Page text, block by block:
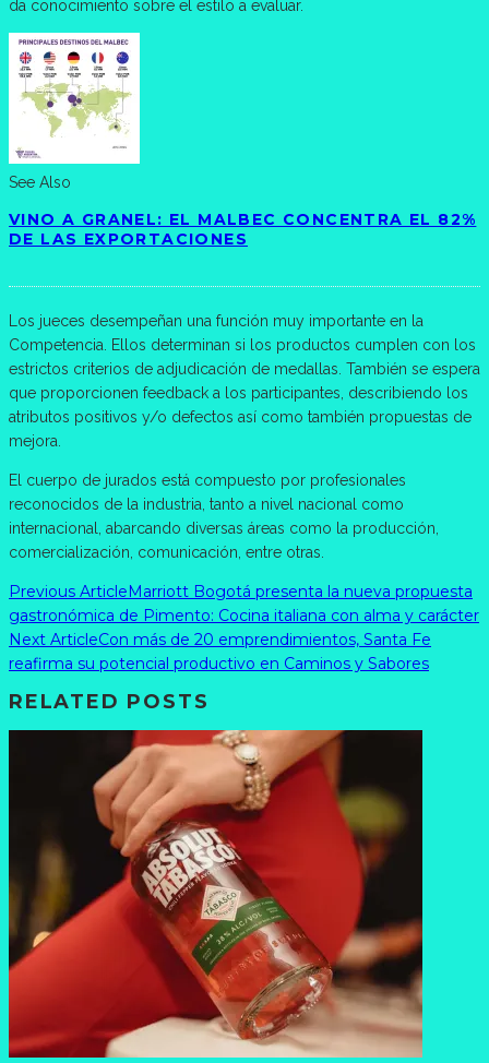
da conocimiento sobre el estilo a evaluar.
See Also
VINO A GRANEL: EL MALBEC CONCENTRA EL 82%
DE LAS EXPORTACIONES
Los jueces desempeñan una función muy importante en la
Competencia. Ellos determinan si los productos cumplen con los
estrictos criterios de adjudicación de medallas. También se espera
que proporcionen feedback a los participantes, describiendo los
atributos positivos y/o defectos así como también propuestas de
mejora.
El cuerpo de jurados está compuesto por profesionales
reconocidos de la industria, tanto a nivel nacional como
internacional, abarcando diversas áreas como la producción,
comercialización, comunicación, entre otras.
Previous ArticleMarriott Bogotá presenta la nueva propuesta
gastronómica de Pimento: Cocina italiana con alma y carácter
Next ArticleCon más de 20 emprendimientos, Santa Fe
reafirma su potencial productivo en Caminos y Sabores
RELATED POSTS